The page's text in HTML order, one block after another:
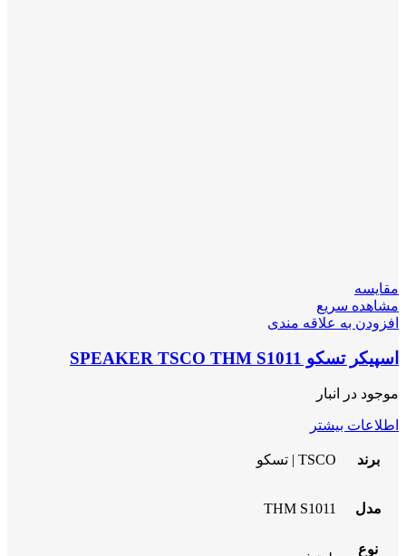
مقایسه
مشاهده سریع
افزودن به علاقه مندی
اسپیکر تسکو SPEAKER TSCO THM S1011
موجود در انبار
اطلاعات بیشتر
برند TSCO | تسکو
مدل THM S1011
نوع